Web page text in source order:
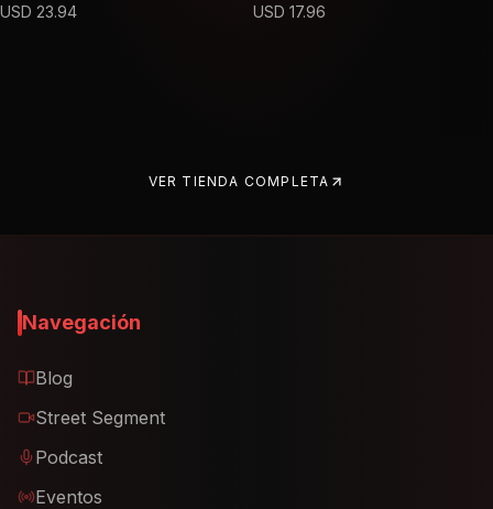
USD 23.94
USD 17.96
VER TIENDA COMPLETA
Navegación
Blog
Street Segment
Podcast
Eventos